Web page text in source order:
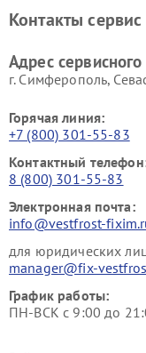
Vestfrost
Контакты
Адрес
г. Симферополь,
Горячая линия:
+7 (800) 301-55-83
Контактный
8 (800) 301-55-83
Электронная почта:
info@vestfrost-
для юридических
manager@fix-
График работы:
ПН-ВСК с 9:00 до